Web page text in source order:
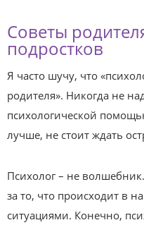
Советы
подростков
Я часто шучу, что
родителя». Никогда не
психологической
лучше, не стоит ждать
Психолог – не
за то, что происходит в
ситуациями. Конечно,